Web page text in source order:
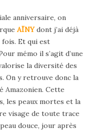
anniversaire, on
AÏNYdont j’ai déjà
fois. Et qui est
mémo il s’agit d’une
la diversité des
On y retrouve donc la
Amazonien. Cette
les peaux mortes et la
visage de toute trace
douce, jour après